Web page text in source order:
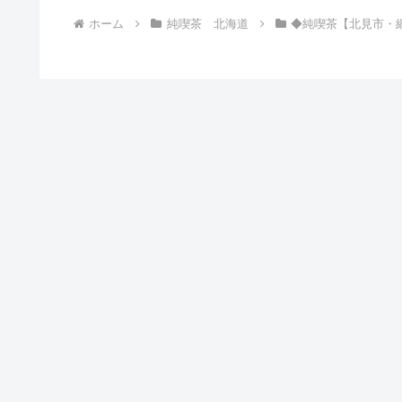
ホーム 純喫茶 北海道 ◆純喫茶【北見市・